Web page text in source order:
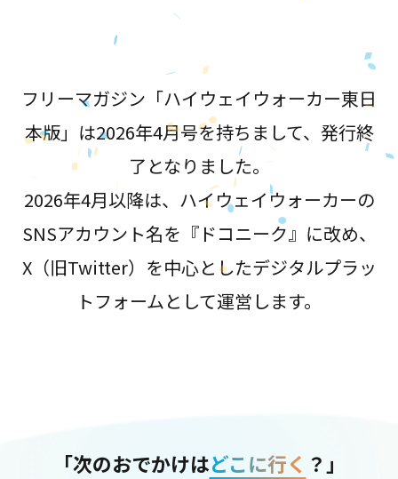
フリーマガジン「ハイウェイウォーカー東日
本版」は2026年4月号を持ちまして、発行終
了となりました。
2026年4月以降は、ハイウェイウォーカーの
SNSアカウント名を『ドコニーク』に改め、
X（旧Twitter）を中心としたデジタルプラッ
トフォームとして運営します。
「次のおでかけはどこに行く ？」